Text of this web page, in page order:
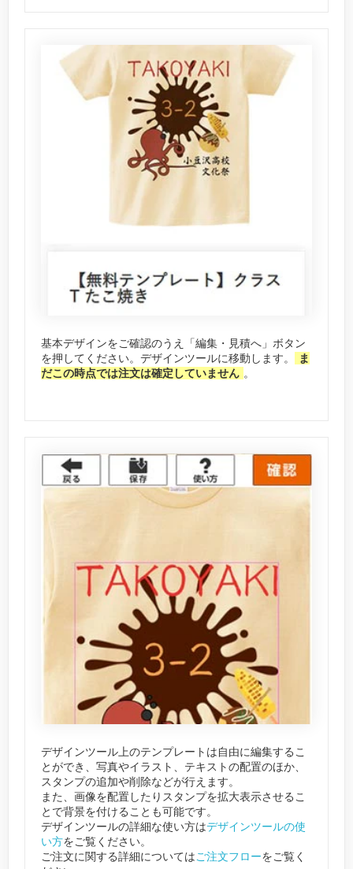
基本デザインをご確認のうえ「編集・見積へ」ボタン
を押してください。デザインツールに移動します。
ま
だこの時点では注文は確定していません 。
デザインツール上のテンプレートは自由に編集するこ
とができ、写真やイラスト、テキストの配置のほか、
スタンプの追加や削除などが行えます。
また、画像を配置したりスタンプを拡大表示させるこ
とで背景を付けることも可能です。
デザインツールの詳細な使い方はデザインツールの使
い方をご覧ください。
ご注文に関する詳細についてはご注文フローをご覧く